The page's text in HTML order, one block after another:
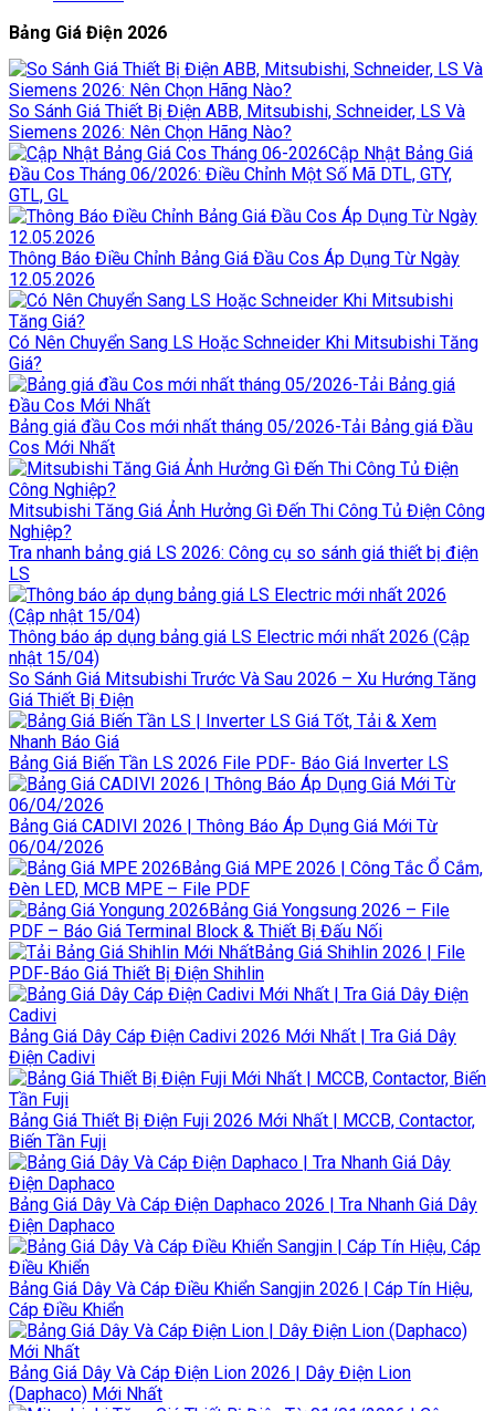
Bảng Giá Điện 2026
So Sánh Giá Thiết Bị Điện ABB, Mitsubishi, Schneider, LS Và
Siemens 2026: Nên Chọn Hãng Nào?
Cập Nhật Bảng Giá
Đầu Cos Tháng 06/2026: Điều Chỉnh Một Số Mã DTL, GTY,
GTL, GL
Thông Báo Điều Chỉnh Bảng Giá Đầu Cos Áp Dụng Từ Ngày
12.05.2026
Có Nên Chuyển Sang LS Hoặc Schneider Khi Mitsubishi Tăng
Giá?
Bảng giá đầu Cos mới nhất tháng 05/2026-Tải Bảng giá Đầu
Cos Mới Nhất
Mitsubishi Tăng Giá Ảnh Hưởng Gì Đến Thi Công Tủ Điện Công
Nghiệp?
Tra nhanh bảng giá LS 2026: Công cụ so sánh giá thiết bị điện
LS
Thông báo áp dụng bảng giá LS Electric mới nhất 2026 (Cập
nhật 15/04)
So Sánh Giá Mitsubishi Trước Và Sau 2026 – Xu Hướng Tăng
Giá Thiết Bị Điện
Bảng Giá Biến Tần LS 2026 File PDF- Báo Giá Inverter LS
Bảng Giá CADIVI 2026 | Thông Báo Áp Dụng Giá Mới Từ
06/04/2026
Bảng Giá MPE 2026 | Công Tắc Ổ Cắm,
Đèn LED, MCB MPE – File PDF
Bảng Giá Yongsung 2026 – File
PDF – Báo Giá Terminal Block & Thiết Bị Đấu Nối
Bảng Giá Shihlin 2026 | File
PDF-Báo Giá Thiết Bị Điện Shihlin
Bảng Giá Dây Cáp Điện Cadivi 2026 Mới Nhất | Tra Giá Dây
Điện Cadivi
Bảng Giá Thiết Bị Điện Fuji 2026 Mới Nhất | MCCB, Contactor,
Biến Tần Fuji
Bảng Giá Dây Và Cáp Điện Daphaco 2026 | Tra Nhanh Giá Dây
Điện Daphaco
Bảng Giá Dây Và Cáp Điều Khiển Sangjin 2026 | Cáp Tín Hiệu,
Cáp Điều Khiển
Bảng Giá Dây Và Cáp Điện Lion 2026 | Dây Điện Lion
(Daphaco) Mới Nhất